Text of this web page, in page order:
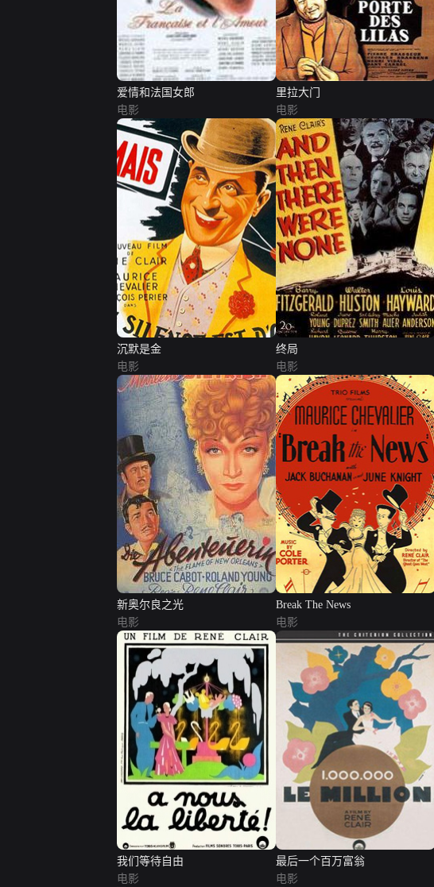
爱情和法国女郎
电影
里拉大门
电影
沉默是金
电影
终局
电影
新奥尔良之光
电影
Break The News
电影
我们等待自由
电影
最后一个百万富翁
电影